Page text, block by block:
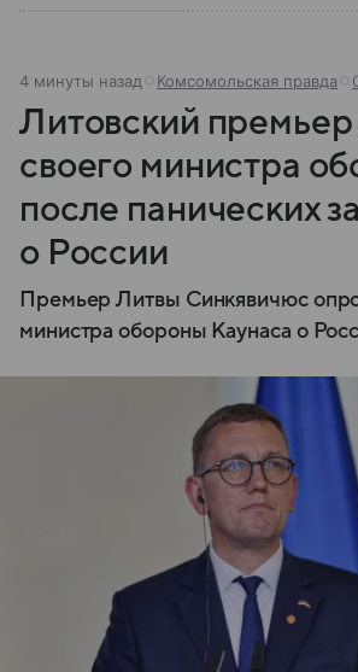
4 минуты назад Комсомольская правда
Литовский премьер
своего министра
после панических
о России
Премьер Литвы Синкявичюс
министра обороны Каунаса о